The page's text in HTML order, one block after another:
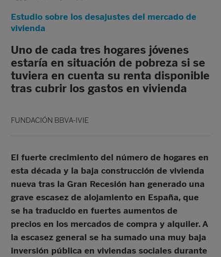
Estudio sobre los desajustes del mercado de
vivienda
Uno de cada tres hogares jóvenes
estaría en situación de pobreza si se
tuviera en cuenta su renta disponible
tras cubrir los gastos en vivienda
FUNDACIÓN BBVA-IVIE
El fuerte crecimiento del número de hogares en
esta década y la baja construcción de vivienda
nueva tras la Gran Recesión han generado una
grave escasez de alojamiento en España, que
se ha traducido en fuertes aumentos de
precios en los mercados de compra y alquiler. A
la escasez general se ha sumado una muy baja
inversión pública en viviendas sociales durante